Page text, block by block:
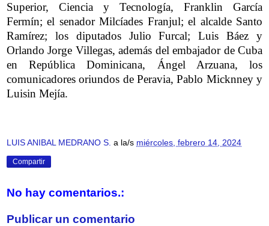
Superior, Ciencia y Tecnología, Franklin García
Fermín; el senador Milcíades Franjul; el alcalde Santo
Ramírez; los diputados Julio Furcal; Luis Báez y
Orlando Jorge Villegas, además del embajador de Cuba
en República Dominicana, Ángel Arzuana, los
comunicadores oriundos de Peravia, Pablo Micknney y
Luisin Mejía.
LUIS ANIBAL MEDRANO S. a la/s miércoles, febrero 14, 2024
Compartir
No hay comentarios.:
Publicar un comentario